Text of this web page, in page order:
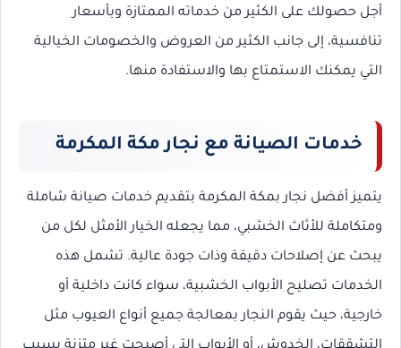
أجل حصولك على الكثير من خدماته الممتازة وبأسعار
تنافسية، إلى جانب الكثير من العروض والخصومات الخيالية
التي يمكنك الاستمتاع بها والاستفادة منها.
خدمات الصيانة مع نجار مكة المكرمة
يتميز أفضل نجار بمكة المكرمة بتقديم خدمات صيانة شاملة
ومتكاملة للأثاث الخشبي، مما يجعله الخيار الأمثل لكل من
يبحث عن إصلاحات دقيقة وذات جودة عالية. تشمل هذه
الخدمات تصليح الأبواب الخشبية، سواء كانت داخلية أو
خارجية، حيث يقوم النجار بمعالجة جميع أنواع العيوب مثل